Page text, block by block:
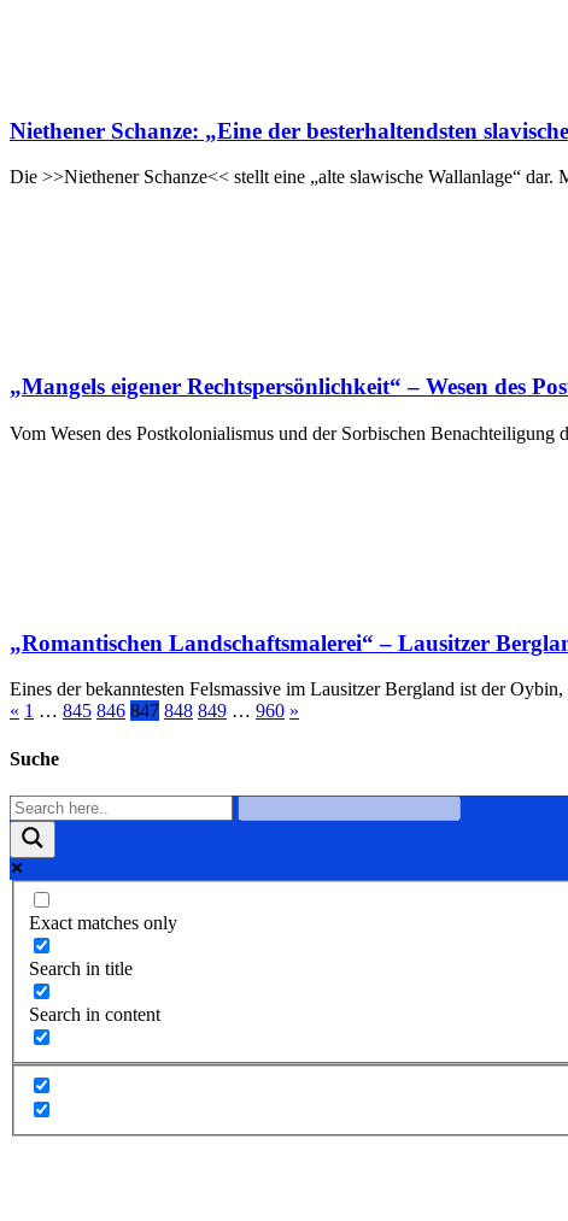
Niethener Schanze: „Eine der besterhaltendsten
Die >>Niethener Schanze<< stellt eine „alte slawische Wallanlage“
„Mangels eigener Rechtspersönlichkeit“ – Wesen des
Vom Wesen des Postkolonialismus und der Sorbischen
„Romantischen Landschaftsmalerei“ – Lausitzer
Eines der bekanntesten Felsmassive im Lausitzer Bergland ist der
« 1 … 845 846 847 848 849 … 960 »
Suche
Exact matches only
Search in title
Search in content